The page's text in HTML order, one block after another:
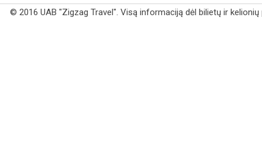
© 2016 UAB "Zigzag Travel". Visą informaciją dėl bilietų ir